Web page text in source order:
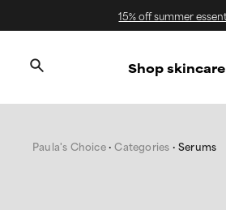
15% off summer
Shop skincare
Paula's Choice Categories Serums